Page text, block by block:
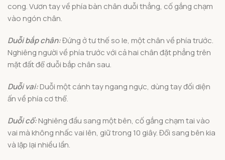
cong. Vươn tay về phía bàn chân duỗi thẳng, cố gắng chạm
vào ngón chân.
Duỗi bắp chân:Đứng ở tư thế so le, một chân về phía trước.
Nghiêng người về phía trước với cả hai chân đặt phẳng trên
mặt đất để duỗi bắp chân sau.
Duỗi vai:Duỗi một cánh tay ngang ngực, dùng tay đối diện
ấn về phía cơ thể.
Duỗi cổ:Nghiêng đầu sang một bên, cố gắng chạm tai vào
vai mà không nhấc vai lên, giữ trong 10 giây. Đổi sang bên kia
và lặp lại nhiều lần.